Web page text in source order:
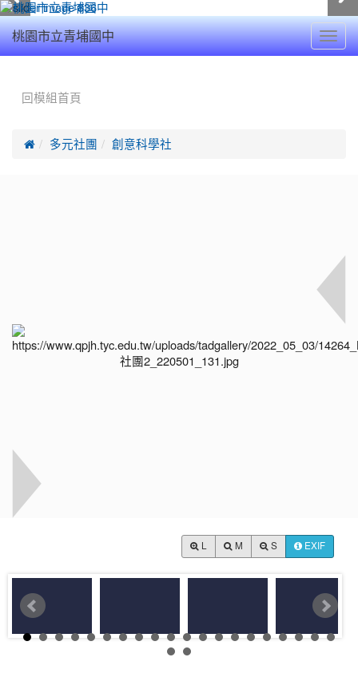
桃園市立青埔國中
回模組首頁
 多元社團 創意科學社
M S EXIF